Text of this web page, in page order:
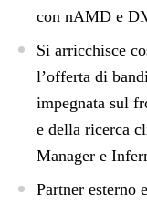
con nAMD e
Si arricchisce
l’offerta di
impegnata sul
e della ricerca
Manager e
Partner esterno